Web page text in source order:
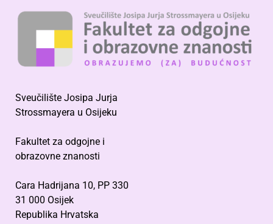
Sveučilište Josipa Jurja
Strossmayera u Osijeku
Fakultet za odgojne i
obrazovne znanosti
Cara Hadrijana 10, PP 330
31 000 Osijek
Republika Hrvatska